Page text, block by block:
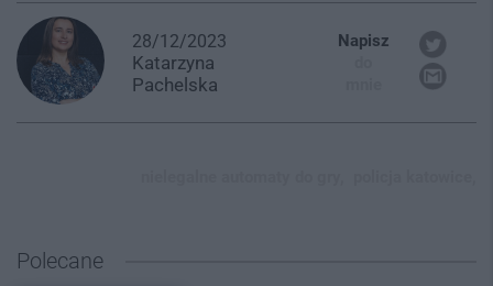
28/12/2023
Katarzyna
Pachelska
Napisz
Polecane